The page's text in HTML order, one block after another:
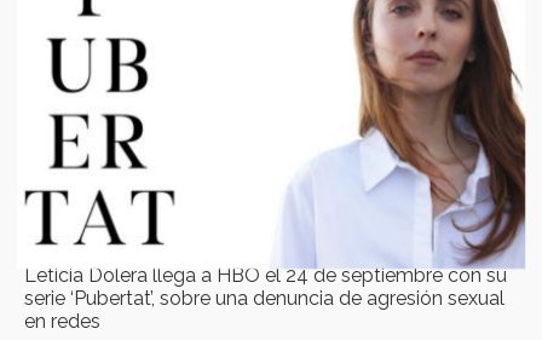
Leticia Dolera llega a HBO el 24 de septiembre con su
serie ‘Pubertat’, sobre una denuncia de agresión sexual
en redes